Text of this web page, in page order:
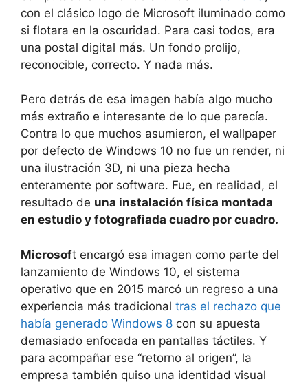
con el clásico logo de Microsoft iluminado como
si flotara en la oscuridad. Para casi todos, era
una postal digital más. Un fondo prolijo,
reconocible, correcto. Y nada más.
Pero detrás de esa imagen había algo mucho
más extraño e interesante de lo que parecía.
Contra lo que muchos asumieron, el wallpaper
por defecto de Windows 10 no fue un render, ni
una ilustración 3D, ni una pieza hecha
enteramente por software. Fue, en realidad, el
resultado de una instalación física montada
en estudio y fotografiada cuadro por cuadro.
Microsoft encargó esa imagen como parte del
lanzamiento de Windows 10, el sistema
operativo que en 2015 marcó un regreso a una
experiencia más tradicional tras el rechazo que
había generado Windows 8 con su apuesta
demasiado enfocada en pantallas táctiles. Y
para acompañar ese “retorno al origen”, la
empresa también quiso una identidad visual